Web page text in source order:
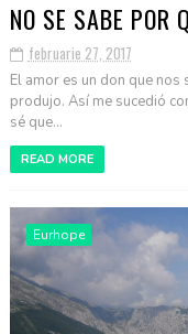
NO SE SABE POR
februarie 27, 2017
El amor es un don que
produjo. Así me sucedió
sé que...
READ MORE
Eurhope